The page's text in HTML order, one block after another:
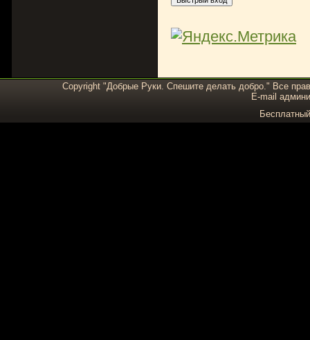
Copyright "Добрые Руки. Спешите делать добро." Все
E-mail